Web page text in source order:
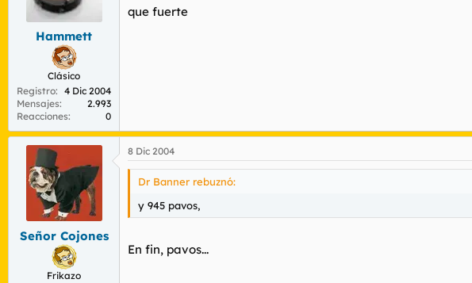
Hammett
Clásico
Registro
4 Dic 2004
Mensajes
2.993
Reacciones
0
que fuerte
Señor Cojones
Frikazo
8 Dic 2004
Dr Banner rebuznó:
y 945 pavos,
En fin, pavos...